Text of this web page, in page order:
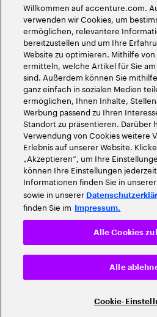
2026Accenture. Alle Rechte
Willkommen auf accenture.com.
verwenden wir Cookies, um
ermöglichen, relevantere
bereitzustellen und um Ihre
Website zu optimieren. Mithilfe
ermitteln, welche Artikel für Sie
sind. Außerdem können Sie
ganz einfach in sozialen Medien
ermöglichen, Ihnen Inhalte,
Werbung passend zu Ihren
Standort zu präsentieren. Darüber
Verwendung von Cookies weitere
Erlebnis auf unserer Website.
„Akzeptieren“, um Ihre
können Ihre Einstellungen
Informationen finden Sie in
sowie in unserer
finden Sie im Impressum.
Cookie-
Alle
Alle Cookies